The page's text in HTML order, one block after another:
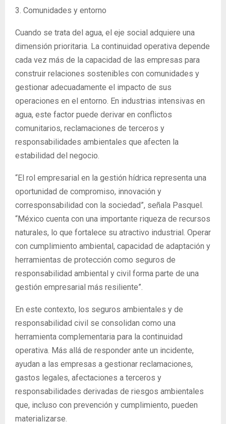
3. Comunidades y entorno
Cuando se trata del agua, el eje social adquiere una
dimensión prioritaria. La continuidad operativa depende
cada vez más de la capacidad de las empresas para
construir relaciones sostenibles con comunidades y
gestionar adecuadamente el impacto de sus
operaciones en el entorno. En industrias intensivas en
agua, este factor puede derivar en conflictos
comunitarios, reclamaciones de terceros y
responsabilidades ambientales que afecten la
estabilidad del negocio.
“El rol empresarial en la gestión hídrica representa una
oportunidad de compromiso, innovación y
corresponsabilidad con la sociedad”, señala Pasquel.
“México cuenta con una importante riqueza de recursos
naturales, lo que fortalece su atractivo industrial. Operar
con cumplimiento ambiental, capacidad de adaptación y
herramientas de protección como seguros de
responsabilidad ambiental y civil forma parte de una
gestión empresarial más resiliente”.
En este contexto, los seguros ambientales y de
responsabilidad civil se consolidan como una
herramienta complementaria para la continuidad
operativa. Más allá de responder ante un incidente,
ayudan a las empresas a gestionar reclamaciones,
gastos legales, afectaciones a terceros y
responsabilidades derivadas de riesgos ambientales
que, incluso con prevención y cumplimiento, pueden
materializarse.